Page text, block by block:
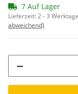
7 Auf Lager
Lieferzeit:2 - 3 Werktage
abweichend)